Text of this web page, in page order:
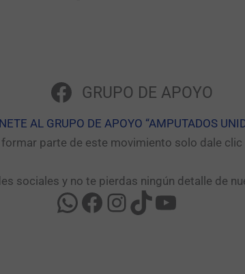
GRUPO DE APOYO
AL GRUPO DE APOYO “AMPUTADOS
parte de este movimiento solo dale clic
sociales y no te pierdas ningún detalle de